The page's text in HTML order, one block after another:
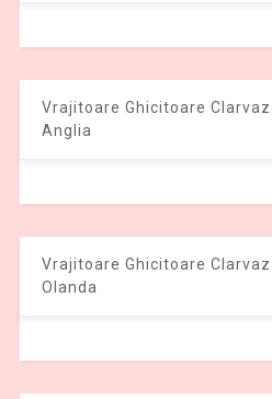
Vrajitoare Ghicitoare
Anglia
Vrajitoare Ghicitoare
Olanda